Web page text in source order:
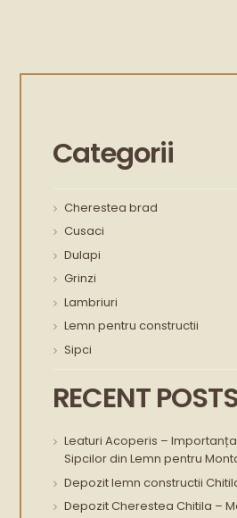
Categorii
Cherestea brad
Cusaci
Dulapi
Grinzi
Lambriuri
Lemn pentru constructii
Sipci
RECENT
Leaturi Acoperis –
Sipcilor din Lemn pentru
Depozit lemn constructii
Depozit Cherestea Chitila –